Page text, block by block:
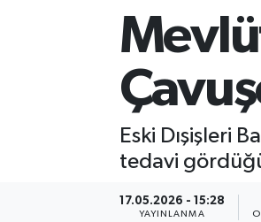
Eski Dışişleri
tedavi
17.05.2026 - 15:28
YAYINLANMA